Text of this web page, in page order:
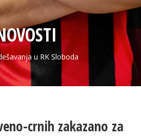
u RK Sloboda
crnih zakazano za